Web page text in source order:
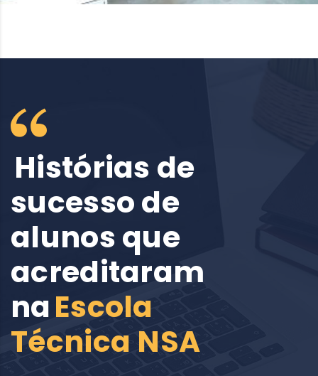
Histórias de
sucesso de
alunos que
acreditaram
naEscola
Técnica NSA